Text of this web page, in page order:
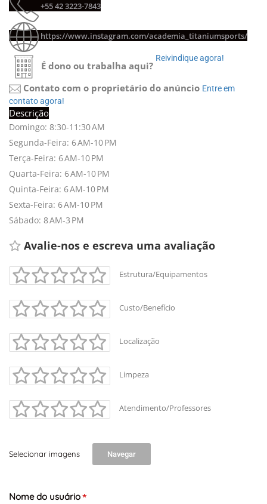
+-
+55 42 3223-7843
https://www.instagram.com/academia_titaniumsports/
É dono ou trabalha aqui?
Reivindique agora!
Contato com o proprietário do anúncio Entre em
contato agora!
Descrição
Domingo: 8:30-11:30 AM
Segunda-Feira: 6 AM-10 PM
Terça-Feira: 6 AM-10 PM
Quarta-Feira: 6 AM-10 PM
Quinta-Feira: 6 AM-10 PM
Sexta-Feira: 6 AM-10 PM
Sábado: 8 AM-3 PM
Avalie-nos e escreva uma avaliação
Estrutura/Equipamentos
Custo/Benefício
Localização
Limpeza
Atendimento/Professores
Selecionar imagens Navegar
Nome do usuário*